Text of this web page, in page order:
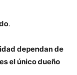
.
dependan de
el único dueño